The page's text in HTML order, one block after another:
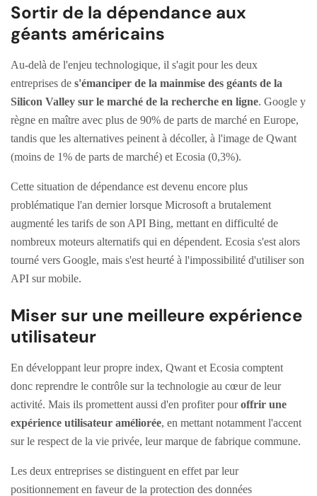
Sortir de la dépendance aux
géants américains
Au-delà de l'enjeu technologique, il s'agit pour les deux
entreprises de s'émanciper de la mainmise des géants de la
Silicon Valley sur le marché de la recherche en ligne. Google y
règne en maître avec plus de 90% de parts de marché en Europe,
tandis que les alternatives peinent à décoller, à l'image de Qwant
(moins de 1% de parts de marché) et Ecosia (0,3%).
Cette situation de dépendance est devenu encore plus
problématique l'an dernier lorsque Microsoft a brutalement
augmenté les tarifs de son API Bing, mettant en difficulté de
nombreux moteurs alternatifs qui en dépendent. Ecosia s'est alors
tourné vers Google, mais s'est heurté à l'impossibilité d'utiliser son
API sur mobile.
Miser sur une meilleure expérience
utilisateur
En développant leur propre index, Qwant et Ecosia comptent
donc reprendre le contrôle sur la technologie au cœur de leur
activité. Mais ils promettent aussi d'en profiter pouroffrir une
expérience utilisateur améliorée, en mettant notamment l'accent
sur le respect de la vie privée, leur marque de fabrique commune.
Les deux entreprises se distinguent en effet par leur
positionnement en faveur de la protection des données